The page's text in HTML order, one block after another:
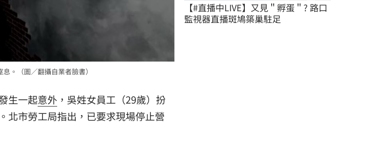
。（圖／翻攝自業者臉書）
生一起意外 ，吳姓女員工（29歲） 扮
北市勞工局指出，已要求現場停止營
【#直播中LIVE】又見＂孵蛋＂? 路口
監視器直播斑鳩築巢駐足